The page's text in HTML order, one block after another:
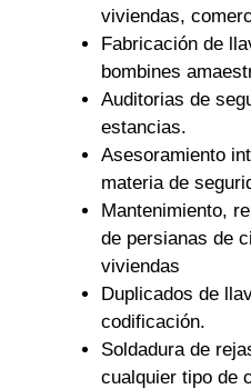
viviendas,
Fabricación de
bombines
Auditorias de
estancias.
Asesoramiento
materia de
Mantenimiento,
de persianas de
viviendas
Duplicados de
codificación.
Soldadura de
cualquier tipo de